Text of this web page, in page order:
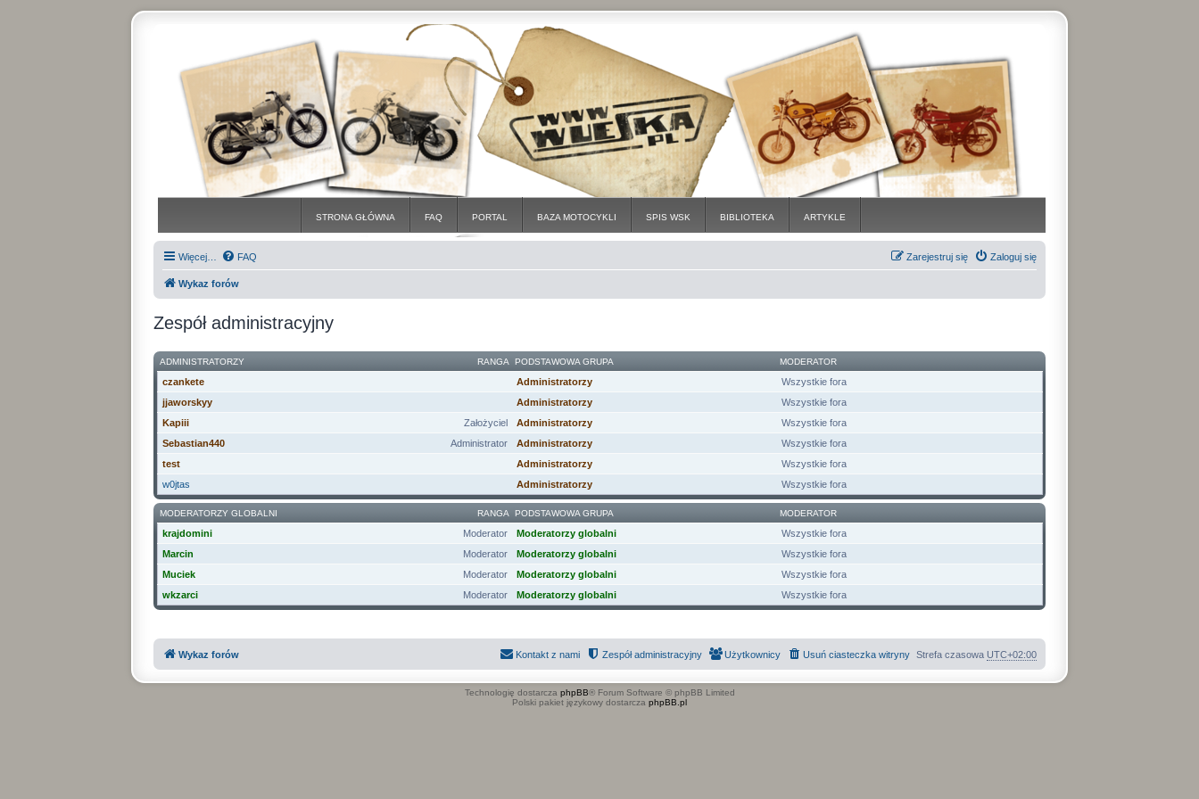
STRONA GŁÓWNA FAQ PORTAL BAZA MOTOCYKLI SPIS WSK BIBLIOTEKA ARTYKLE
Więcej… FAQ Zaloguj się
Zarejestruj się
Wykaz forów
Zespół administracyjny
RANGA
ADMINISTRATORZY PODSTAWOWA GRUPA MODERATOR
czankete Administratorzy
Wszystkie fora
jjaworskyy
Administratorzy
Wszystkie fora
Założyciel
Kapiii Administratorzy
Wszystkie fora
Administrator
Sebastian440 Administratorzy
Wszystkie fora
test
Administratorzy
Wszystkie fora
w0jtas
Administratorzy Wszystkie fora
RANGA
MODERATORZY GLOBALNI PODSTAWOWA GRUPA MODERATOR
Moderator
krajdomini Moderatorzy globalni
Wszystkie fora
Moderator
Marcin Moderatorzy globalni
Wszystkie fora
Moderator
Muciek Moderatorzy globalni
Wszystkie fora
Moderator
wkzarci Moderatorzy globalni Wszystkie fora
Wykaz forów Strefa czasowa UTC+02:00
Usuń ciasteczka witryny
Użytkownicy
Zespół administracyjny
Kontakt z nami
Technologię dostarcza phpBB® Forum Software © phpBB Limited
Polski pakiet językowy dostarcza phpBB.pl